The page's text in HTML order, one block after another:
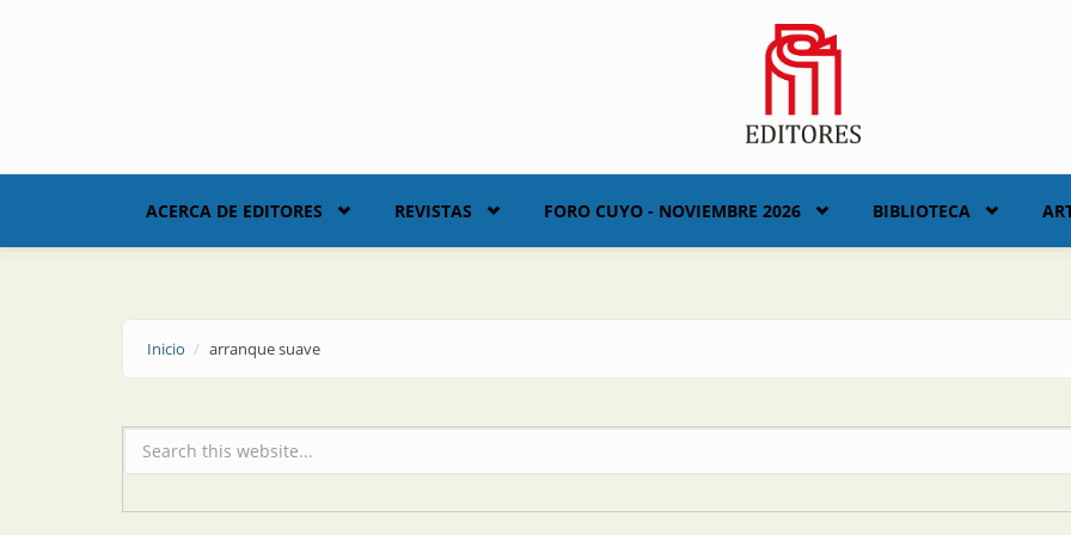
ACERCA DE EDITORES REVISTAS FORO CUYO - NOVIEMBRE 2026 BIBLIOTECA
Inicio arranque suave
Formulario de búsqueda